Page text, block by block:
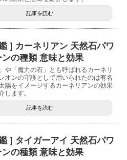
記事を読む
] カーネリアン 天然石パワ
の種類 意味と効果
や「魔力の石」とも呼ばれるカーネリ
オンの守護として用いられたのは有名
陽をイメージするカーネリアンの効果
します。
記事を読む
] タイガーアイ 天然石パワ
の種類 意味と効果